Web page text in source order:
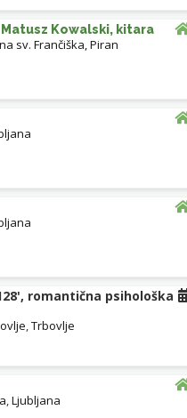
Kowalski, kitara
sv. Frančiška, Piran
romantična psihološka
,Trbovlje
,Ljubljana